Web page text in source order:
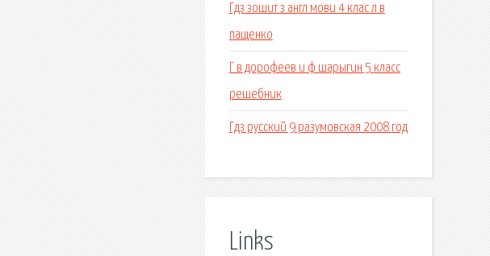
Гдз зошит з англ мови 4 клас л в
пащенко
Г в дорофеев и ф шарыгин 5 класс
решебник
Гдз русский 9 разумовская 2008 год
Links